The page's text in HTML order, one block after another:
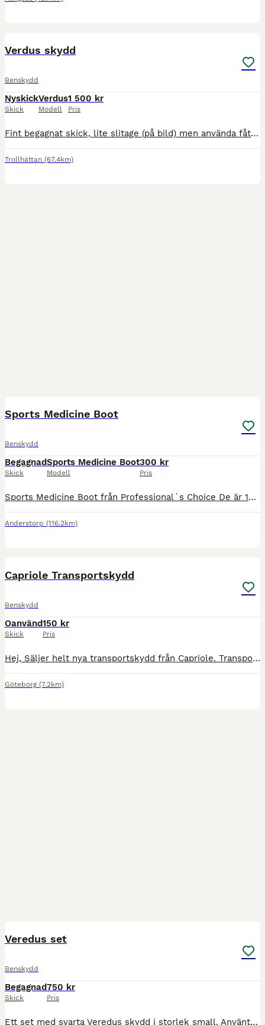
Verdus skydd
Benskydd
Nyskick
Skick
Verdus
Modell
1 500 kr
Pris
Fint begagnat skick, lite slitage (på bild) men använda fåtal gånger. Både framskydden och bakskydden är i storlek M. Paren säljs ihop 1500. bvsa
Trollhättan (67.4km)
Sports Medicine Boot
Benskydd
Begagnad
Skick
Sports Medicine Boot
Modell
300 kr
Pris
Sports Medicine Boot från Professional´s Choice De är 10 år men hela och i bra skick. Storlek se bild. Frakt spårbart PostNord 69kr
Anderstorp (116.2km)
Capriole Transportskydd
Benskydd
Oanvänd
Skick
150 kr
Pris
Hej, Säljer helt nya transportskydd från Capriole. Transportskydd som täcker hela benet. Hämtas i Göteborg alternativt skickas mot att köparen betalar frakten.
Göteborg (7.2km)
Veredus set
Benskydd
Begagnad
Skick
750 kr
Pris
Ett set med svarta Veredus skydd i storlek small. Använt skick men hela. Kan skickas och paketpris med något av mina andra annonser kan ordnas. Köparen står för frakten.